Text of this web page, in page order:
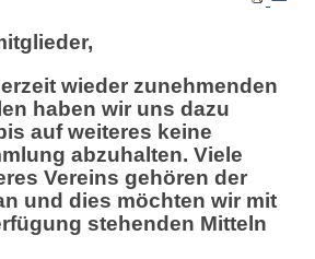
wieder zunehmenden
haben wir uns dazu
auf weiteres keine
abzuhalten. Viele
Vereins gehören der
und dies möchten wir mit
stehenden Mitteln